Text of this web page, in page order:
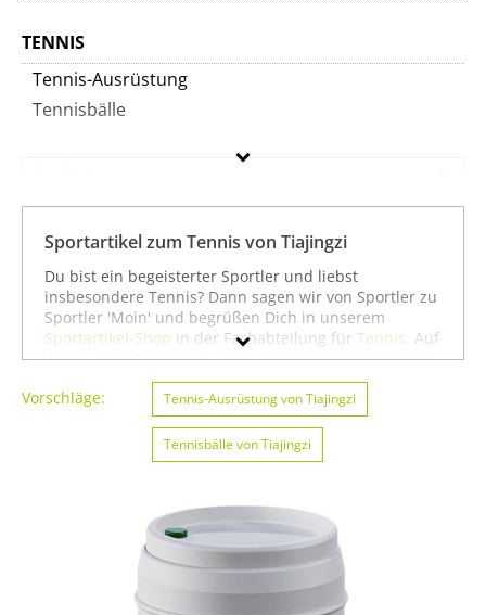
TENNIS
Tennis-Ausrüstung
Tennisbälle
Preis
Farbe
Sportartikel zum Tennis von Tiajingzi
Du bist ein begeisterter Sportler und liebst
insbesondere Tennis? Dann sagen wir von Sportler zu
Sportler 'Moin' und begrüßen Dich in unserem
Sportartikel-Shop in der Fachabteilung für Tennis . Auf
dieser Seite findest Du unser gesamtes Sortiment der
Marke Tiajingzi speziell für die Sportart Tennis. Du
kannst die Auswahl weiter einschränken, zum Beispiel
Angeln von TiajingzioderBasketball von Tiajingzi
Wenn Du dagegen nicht gezielt für die Sportart
Tennis suchst, kannst Du Dich auch auf unserer Seite
Wir hoffen, dass Du bei uns findest, was Du suchst,
und wünschen Dir weiter viel Spaß und Erfolg beim
Vorschläge: Tennis-Ausrüstung von Tiajingzi
Tennisbälle von Tiajingzi